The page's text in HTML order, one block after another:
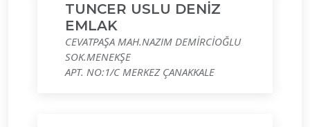
TUNCER USLU DENİZ
EMLAK
CEVATPAŞA MAH.NAZIM DEMİRCİOĞLU
SOK.MENEKŞE
APT. NO:1/C MERKEZ ÇANAKKALE